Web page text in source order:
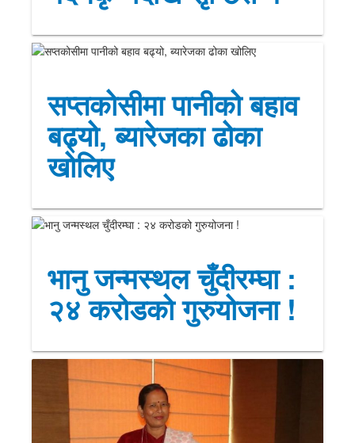
सप्तकोसीमा पानीको बहाव
बढ्यो, ब्यारेजका ढोका
खोलिए
भानु जन्मस्थल चुँदीरम्घा :
२४ करोडको गुरुयोजना !